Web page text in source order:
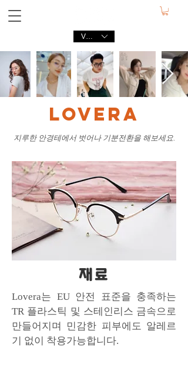
VND (₫)
LOVERA
지루한 안경테에서 벗어나 기분전환을 해보세요.
재료
Lovera는 EU 안전 표준을 충족하는
TR 플라스틱 및 스테인리스 금속으로
만들어지며 민감한 피부에도 알레르
기 없이 착용가능합니다.